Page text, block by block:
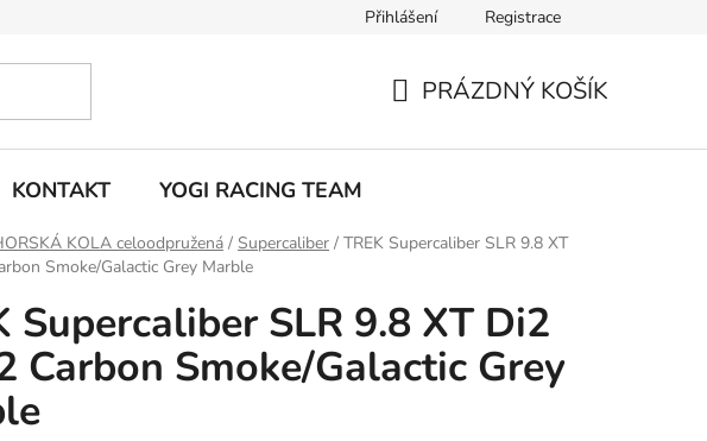
Přihlášení Registrace
PRÁZDNÝ KOŠÍK
KONTAKT YOGI RACING TEAM
KOLA celoodpružená / Supercaliber / TREK Supercaliber SLR 9.8 XT
Smoke/Galactic Grey Marble
Supercaliber SLR 9.8 XT Di2
Carbon Smoke/Galactic Grey